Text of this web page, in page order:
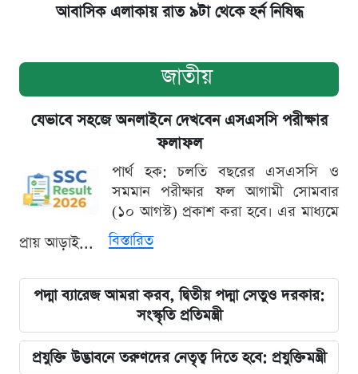
আবাসিক এলাকায় রাত ৯টা থেকে হর্ন নিষিদ্ধ
জাতীয়
যেভাবে সহজে অনলাইনে দেখবেন এসএসসি পরীক্ষার
ফলাফল
পার্থ হক: চলতি বছরের এসএসসি ও
সমমান পরীক্ষার ফল আগামী সোমবার
(১০ আগস্ট) প্রকাশ করা হবে। এর মাধ্যমে
প্রায় আড়াই...
বিস্তারিত
পদ্মা ব্যারেজ আমরা করব, দ্বিতীয় পদ্মা সেতুও দরকার:
সংস্কৃতি প্রতিমন্ত্রী
প্রযুক্তি উদ্ভাবনে তরুণদের নেতৃত্ব দিতে হবে: প্রযুক্তিমন্ত্রী